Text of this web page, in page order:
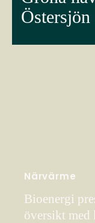
Östersjön
Närvärme
Bioenergi
översikt med